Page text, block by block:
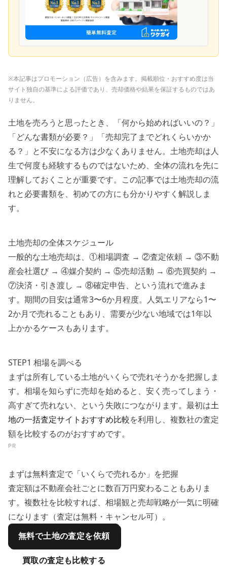
※本記事はプロモーション（広告）を含みます。掲載順位・おすすめ度は当
サイト独自の基準による評価であり、売却価格や結果を保証するものではあ
りません。
土地を売ろうと思ったとき、「何から始めればいいの？」
「どんな書類が必要？」「売却完了までどれくらいかか
る？」と不安になる方は少なくありません。土地売却は人
生で何度も経験するものではないため、全体の流れを先に
理解しておくことが重要です。この記事では土地売却の流
れと必要書類を、初めての方にも分かりやすく解説しま
す。
土地売却の全体スケジュール
一般的な土地売却は、①相場調査 → ②査定依頼 → ③不動
産会社選び → ④媒介契約 → ⑤売却活動 → ⑥売買契約 →
⑦決済・引き渡し → ⑧確定申告、という流れで進みま
す。期間の目安は通常3〜6か月程度。人気エリアなら1〜
2か月で売れることもあり、需要が少ない地域では1年以
上かかるケースもあります。
STEP1 相場を調べる
まずは所有している土地がいくらで売れそうかを把握しま
す。相場を知らずに売却を始めると、安く売ってしまう・
高すぎて売れない、という失敗につながります。最初は土
地の一括査定サイトおすすめ比較を利用し、複数社の査定
額を比較するのがおすすめです。
PR
まずは無料査定で「いくらで売れるか」を把握
査定額は不動産会社ごとに数百万円変わることもありま
す。複数社を比較すれば、相場観と売却戦略が一気に明確
になります（査定は無料・キャンセル可）。
無料で土地の査定を依頼
買取の査定も比較する